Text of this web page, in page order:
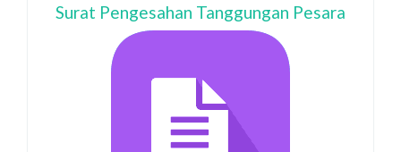
Surat Pengesahan Tanggungan Pesara